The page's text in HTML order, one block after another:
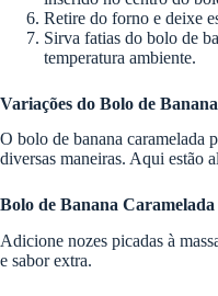
Retire do forno e deixe
Sirva fatias do bolo de
temperatura ambiente.
Variações do Bolo de
O bolo de banana caramelada
diversas maneiras. Aqui estão
Bolo de Banana Caramelada
Adicione nozes picadas à
e sabor extra.